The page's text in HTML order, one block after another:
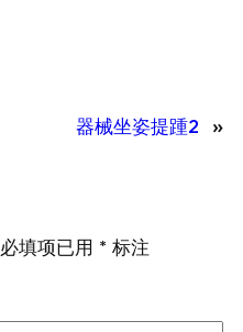
器械坐姿提踵2 »
必填项已用 * 标注